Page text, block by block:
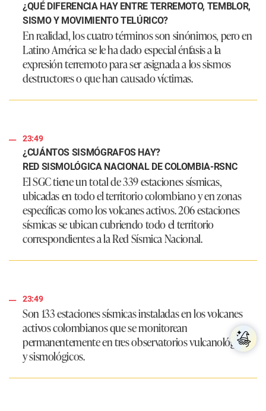
¿QUÉ DIFERENCIA HAY ENTRE TERREMOTO, TEMBLOR,
SISMO Y MOVIMIENTO TELÚRICO?
En realidad, los cuatro términos son sinónimos, pero en
Latino América se le ha dado especial énfasis a la
expresión terremoto para ser asignada a los sismos
destructores o que han causado víctimas.
23:49
¿CUÁNTOS SISMÓGRAFOS HAY?
RED SISMOLÓGICA NACIONAL DE COLOMBIA-RSNC
​El SGC tiene un total de 339 estaciones sísmicas,
ubicadas en todo el territorio colombiano y en zonas
específicas como los volcanes activos. 206 estaciones
sísmicas se ubican cubriendo todo el territorio
correspondientes a la Red Sísmica Nacional.
23:49
Son 133 estaciones sísmicas instaladas en los volcanes
activos colombianos que se monitorean
permanentemente en tres observatorios vulcanológicos
y sismológicos.